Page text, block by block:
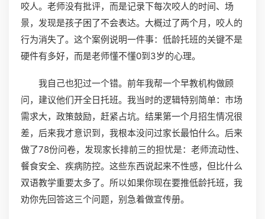
咬人。老师没有批评，而是记录下每次咬人的时间、场
景，发现是孩子困了不会表达。大概过了两个月，咬人的
行为消失了。这个案例说明一件事：低龄托班的关键不是
硬件有多好，而是老师懂不懂0到3岁的心理。
我自己也犯过一个错。前年我帮一个早教机构做顾
问，建议他们开全日托班。我当时的逻辑特别简单：市场
需求大，政策鼓励，赶紧占坑。结果第一个月招生情况很
差，后来我才意识到，我根本没问过家长最怕什么。后来
做了78份问卷，发现家长排前三的担忧是：老师流动性、
餐食安全、疾病防控。这些东西说起来不性感，但比什么
双语教学重要太多了。所以如果你现在要推低龄托班，我
劝你先回答这三个问题，别急着做宣传册。